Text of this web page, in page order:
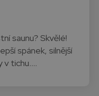
saunu? Skvělé!
spánek, silnější
v tichu.…